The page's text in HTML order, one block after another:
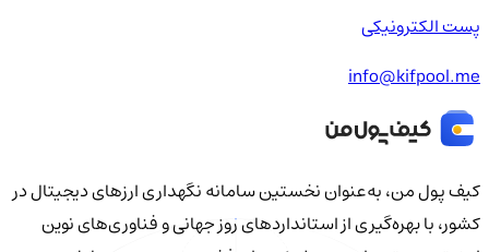
پست الکترونیکی
info@kifpool.me
کیف‌ پول من، به‌عنوان نخستین سامانه نگهداری ارزهای دیجیتال در
کشور، با بهره‌گیری از استانداردهای روز جهانی و فناوری‌های نوین